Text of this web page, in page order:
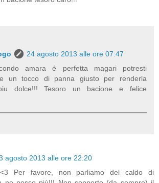
24 agosto 2013 alle ore 07:47
amara é perfetta magari potresti
un tocco di panna giusto per renderla
dolce!!! Tesoro un bacione e felice
agosto 2013 alle ore 22:20
<3 Per favore, non parliamo del caldo di